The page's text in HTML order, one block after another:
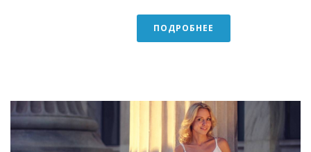
ПОДРОБНЕЕ